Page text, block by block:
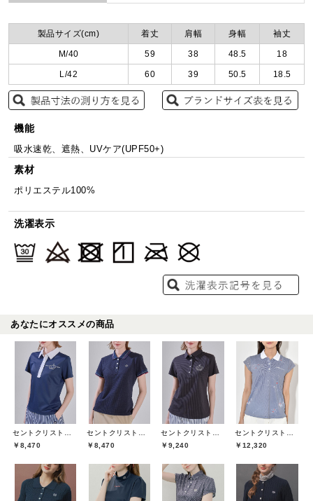
製品サイズ(cm) 着丈 肩幅 身幅 袖丈
M/40 59 38 48.5 18
L/42 60 39 50.5 18.5
機能
吸水速乾、遮熱、UVケア(UPF50+)
素材
ポリエステル100%
洗濯表示
あなたにオススメの商品
セントクリストファーゴルフ(St.ChristopherGolf)
￥8,470
セントクリストファーゴルフ(St.ChristopherGolf)
￥8,470
セントクリストファーゴルフ(St.ChristopherGolf)
￥9,240
セントクリストファーゴルフ(St.ChristopherGolf)
￥12,320